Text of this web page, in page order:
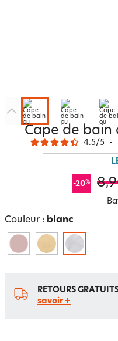
Cape de bain
4.5/5 -
-20%
Couleur : blanc
RETOURS
savoir +